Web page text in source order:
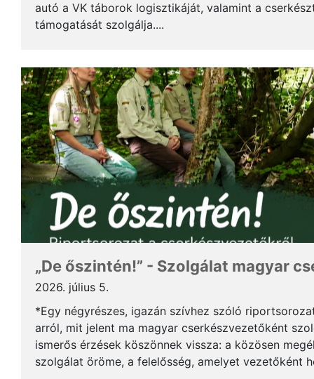
autó a VK táborok logisztikáját, valamint a
támogatását szolgálja....
„De őszintén!” - Szolgálat magyar
2026. július 5.
*Egy négyrészes, igazán szívhez szóló
arról, mit jelent ma magyar cserkészvezetőként
ismerős érzések köszönnek vissza: a közösen
szolgálat öröme, a felelősség, amelyet vezetőként